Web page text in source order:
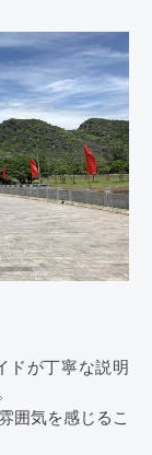
ドが丁寧な説明
囲気を感じるこ